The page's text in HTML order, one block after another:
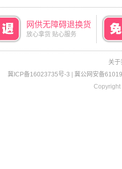
网供无障碍退换货
放心拿货 贴心服务
关于
冀ICP备16023735号-3
冀公网安备